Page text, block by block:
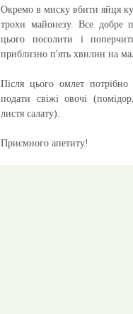
Окремо в миску вбити яйця
трохи майонезу. Все добре
цього посолити і
приблизно п'ять хвилин на
Після цього омлет
подати свіжі овочі
листя салату).
Приємного апетиту!